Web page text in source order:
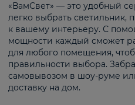
«ВамСвет» — это удобный
легко выбрать светильник,
к вашему интерьеру. С
мощности каждый сможет
для любого помещения,
правильности выбора.
самовывозом в шоу-руме
доставку на дом.